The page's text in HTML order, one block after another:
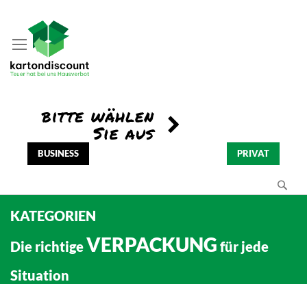
BUSINESS PRIVAT
KATEGORIEN
Die richtigeVERPACKUNG für jede
Situation